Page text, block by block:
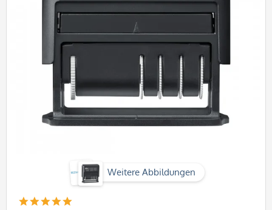
Weitere Abbildungen